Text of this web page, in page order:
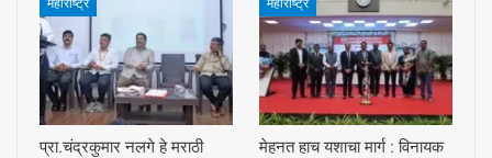
प्रा.चंद्रकुमार नलगे हे मराठी
मेहनत हाच यशाचा मार्ग : विनायक